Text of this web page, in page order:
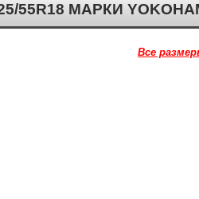
МАРКИ
Все